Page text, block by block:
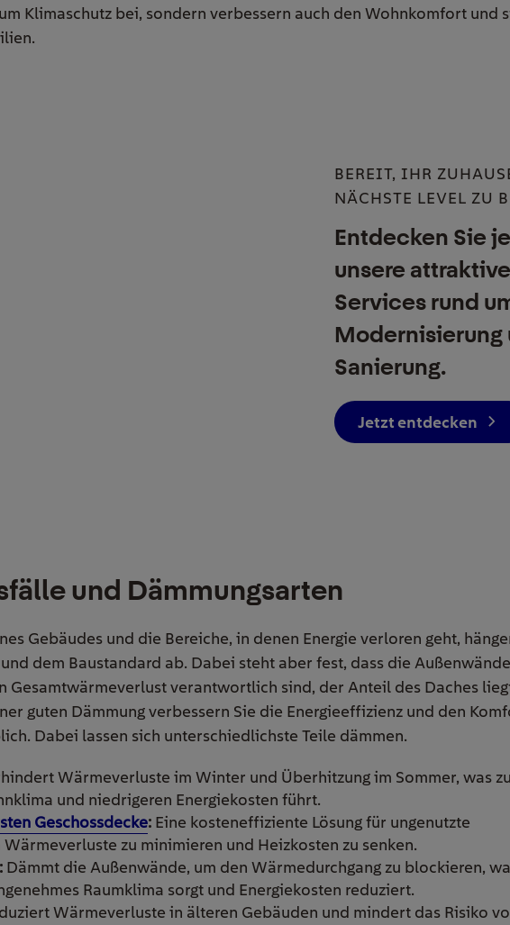
Klimaschutz bei, sondern verbessern auch den Wohnkomfort und
BEREIT, IHR
NÄCHSTE LEVEL ZU
Entdecken Sie
unsere
Services rund
Modernisierung
Sanierung.
Jetzt entdecken
und Dämmungsarten
Gebäudes und die Bereiche, in denen Energie verloren geht,
dem Baustandard ab. Dabei steht aber fest, dass die
Gesamtwärmeverlust verantwortlich sind, der Anteil des Daches
guten Dämmung verbessern Sie die Energieeffizienz und den
Dabei lassen sich unterschiedlichste Teile dämmen.
Wärmeverluste im Winter und Überhitzung im Sommer, was
und niedrigeren Energiekosten führt.
Geschossdecke: Eine kosteneffiziente Lösung für ungenutzte
Wärmeverluste zu minimieren und Heizkosten zu senken.
: Dämmt die Außenwände, um den Wärmedurchgang zu blockieren,
Raumklima sorgt und Energiekosten reduziert.
Wärmeverluste in älteren Gebäuden und mindert das Risiko